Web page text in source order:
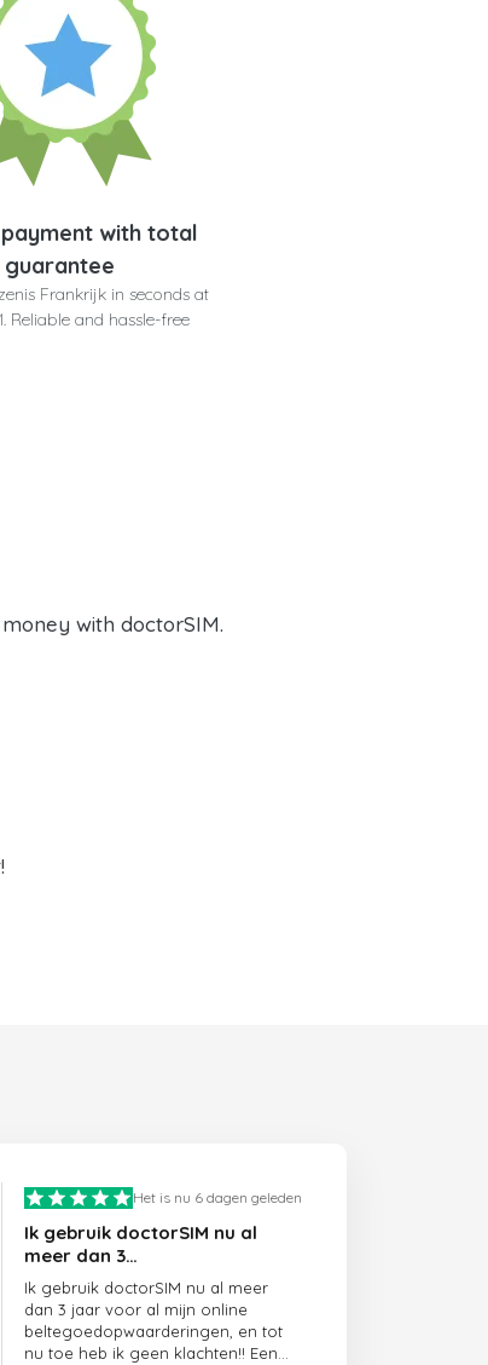
with total
guarantee
Frankrijk in seconds at
Reliable and hassle-free
with doctorSIM.
Het is nu 6 dagen geleden
Ik gebruik doctorSIM nu al
meer dan 3…
Ik gebruik doctorSIM nu al meer
dan 3 jaar voor al mijn online
beltegoedopwaarderingen, en tot
nu toe heb ik geen klachten!! Een